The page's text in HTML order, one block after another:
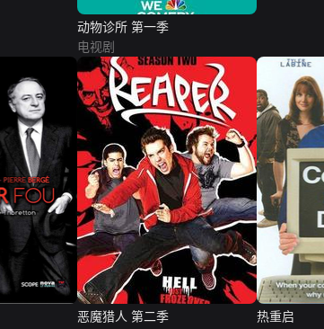
动物诊所 第一季
电视剧
恶魔猎人 第二季
热重启